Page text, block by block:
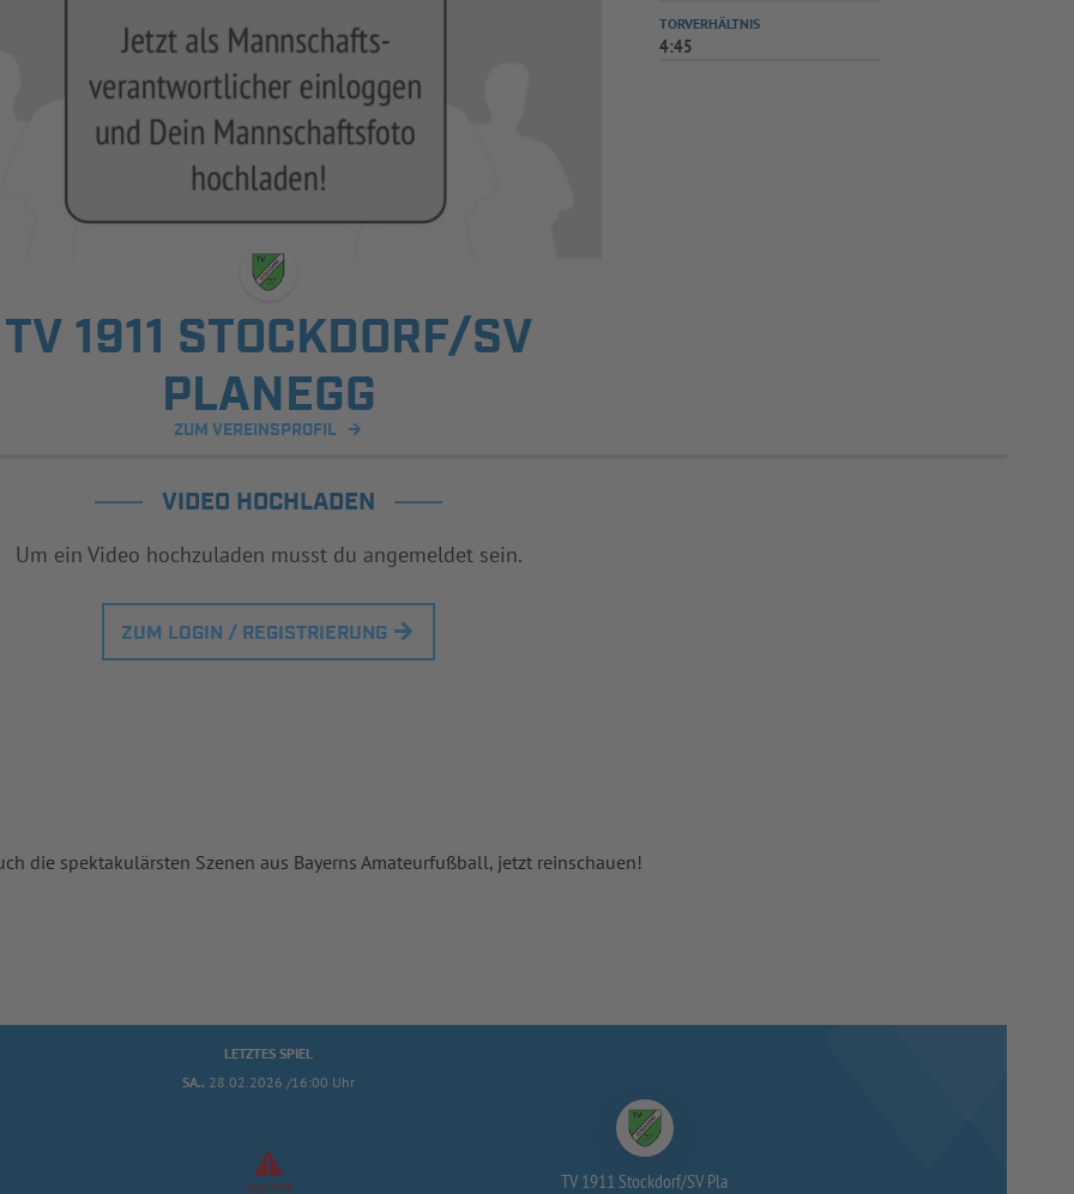
TV 1911 STOCKDORF/SV
PLANEGG
ZUM VEREINSPROFIL
TORVERHÄLTNIS
4:45
VIDEO HOCHLADEN
Um ein Video hochzuladen musst du angemeldet sein.
ZUM LOGIN / REGISTRIERUNG
die spektakulärsten Szenen aus Bayerns Amateurfußball, jetzt reinschauen!
LETZTES SPIEL
SA.. 28.02.2026 /16:00 Uhr
Abgesetzt TV 1911 Stockdorf/SV Pla